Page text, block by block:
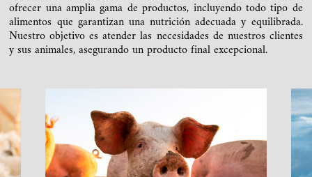
NOSOTROS
ofrecer una amplia gama de productos, incluyendo todo tipo de
alimentos que garantizan una nutrición adecuada y equilibrada.
Nuestro objetivo es atender las necesidades de nuestros clientes
y sus animales, asegurando un producto final excepcional.